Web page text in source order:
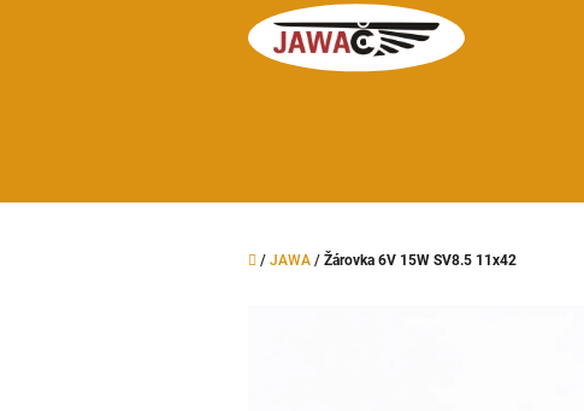
Domů
/ JAWA / Žárovka 6V 15W SV8.5 11x42